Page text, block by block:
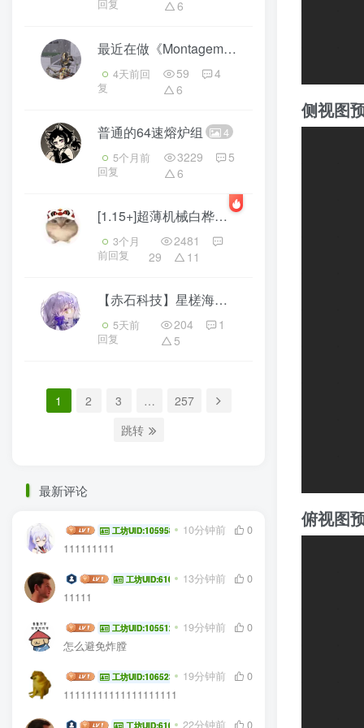
回复 6
最近在做《Montagem pitty拼接遗憾》的红石音乐到时候会发，有没有要的？目前只有26.1的
4天前回
复
59
4
6
普通的64速熔炉组 4
5个月前
回复
3229
5
6
[1.15+]超薄机械白桦树场
3个月
前回复
2481
29
11
【赤石科技】星槎海中枢
5天前
回复
204
1
5
1 2 3 …
257
跳转
最新评论
Ella 工坊UID:105958 10分钟前
0
111111111
我的名字 工坊UID:61035 13分钟前
0
11111
桢骨 工坊UID:105512 19分钟前
0
怎么避免炸膛
BIGBIRDCANFLY
工坊UID:106523 19分钟前
0
11111111111111111111
我的名字 工坊UID:61035 22分钟前 0
侧视图
俯视图